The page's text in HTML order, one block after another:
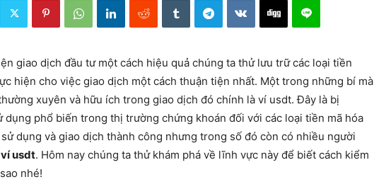
giao dịch đầu tư một cách hiệu quả chúng ta thử lưu trữ các loại tiền
hiện cho việc giao dịch một cách thuận tiện nhất. Một trong những bí mà
xuyên và hữu ích trong giao dịch đó chính là ví usdt. Đây là bị
dụng phổ biến trong thị trường chứng khoán đối với các loại tiền mã hóa
dụng và giao dịch thành công nhưng trong số đó còn có nhiều người
usdt. Hôm nay chúng ta thử khám phá về lĩnh vực này để biết cách kiểm
nhé!